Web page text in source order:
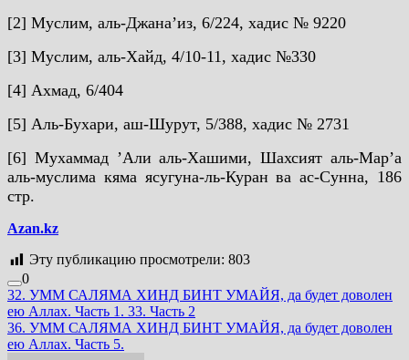
[2] Муслим, аль-Джанаʼиз, 6/224, хадис № 9220
[3] Муслим, аль-Хайд, 4/10-11, хадис №330
[4] Ахмад, 6/404
[5] Аль-Бухари, аш-Шурут, 5/388, хадис № 2731
[6] Мухаммад ʼАли аль-Хашими, Шахсият аль-Марʼа
аль-муслима кяма ясугуна-ль-Куран ва ас-Сунна, 186
стр.
Azan.kz
Эту публикацию просмотрели: 803
0
Навигация
по
записям
32. УММ САЛЯМА ХИНД БИНТ УМАЙЯ, да будет доволен
ею Аллах. Часть 1. 33. Часть 2
36. УММ САЛЯМА ХИНД БИНТ УМАЙЯ, да будет доволен
ею Аллах. Часть 5.